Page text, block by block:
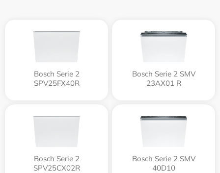
Bosch Serie 2
SPV25FX40R
Bosch Serie 2 SMV
23AX01 R
Bosch Serie 2
SPV25CX02R
Bosch Serie 2 SMV
40D10